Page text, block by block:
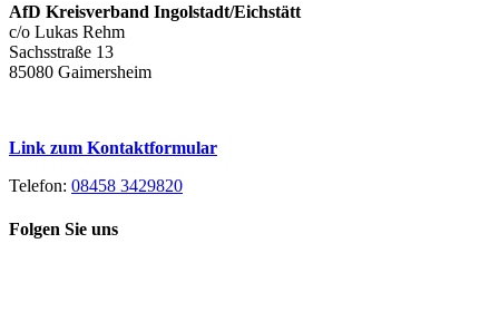
AfD Kreisverband Ingolstadt/Eichstätt
c/o Lukas Rehm
Sachsstraße 13
85080 Gaimersheim
Link zum Kontaktformular
Telefon: 08458 3429820
Folgen Sie uns